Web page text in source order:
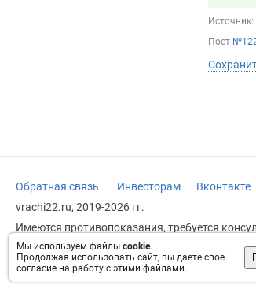
Мы используем файлы cookie.
Продолжая использовать сайт, вы даете свое
согласие на работу с этими файлами.
Пост
Обратная связь Инвесторам
Вконтакте
vrachi22.ru, 2019-2026 гг.
Имеются противопоказания, требуется
заменяет прием врача.
Возрастное ограничение: 18+